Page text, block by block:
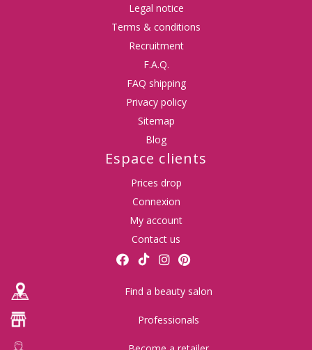
Legal notice
Terms & conditions
Recruitment
F.A.Q.
FAQ shipping
Privacy policy
Sitemap
Blog
Espace clients
Prices drop
Connexion
My account
Contact us
Find a beauty salon
Professionals